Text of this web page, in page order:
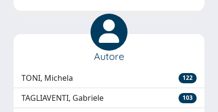
Autore
TONI, Michela 122
TAGLIAVENTI, Gabriele 103